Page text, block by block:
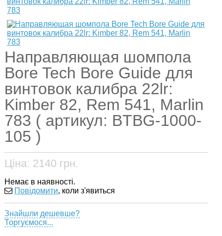
Направляющая шомпола
Bore Tech Bore Guide для
винтовок калибра 22lr:
Kimber 82, Rem 541, Marlin
783 ( артикул: BTBG-1000-
105 )
Ціна: 2140 грн.
Немає в наявності.
Повідомити, коли з'явиться
Знайшли дешевше?
Торгуємося...